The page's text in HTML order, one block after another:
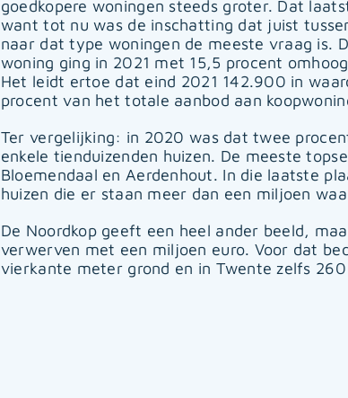
goedkopere woningen steeds groter. Dat
want tot nu was de inschatting dat juist
naar dat type woningen de meeste vraag is.
woning ging in 2021 met 15,5 procent
Het leidt ertoe dat eind 2021 142.900 in
procent van het totale aanbod aan
Ter vergelijking: in 2020 was dat twee
enkele tienduizenden huizen. De meeste
Bloemendaal en Aerdenhout. In die laatste
huizen die er staan meer dan een miljoen
De Noordkop geeft een heel ander beeld,
verwerven met een miljoen euro. Voor dat
vierkante meter grond en in Twente zelfs